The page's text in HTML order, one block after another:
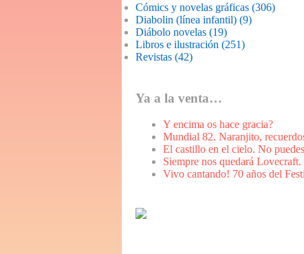
Cómics y novelas gráficas (306)
Diabolin (línea infantil) (9)
Diábolo novelas (19)
Libros e ilustración (251)
Revistas (42)
Ya a la venta…
Y encima os hace gracia?
Mundial 82. Naranjito,
El castillo en el cielo. No
Siempre nos quedará
Vivo cantando! 70 años del